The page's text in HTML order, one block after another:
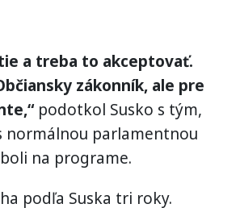
a treba to akceptovať.
zákonník, ale pre
podotkol Susko s tým,
normálnou parlamentnou
na programe.
podľa Suska tri roky.